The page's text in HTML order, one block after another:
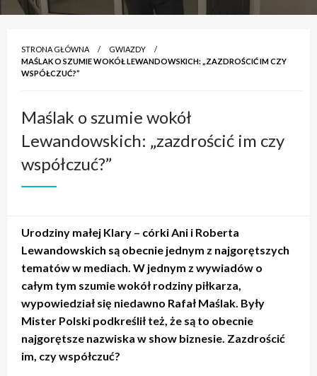
STRONA GŁÓWNA
GWIAZDY
MAŚLAK O SZUMIE WOKÓŁ LEWANDOWSKICH: „ZAZDROŚCIĆ IM CZY
WSPÓŁCZUĆ?”
Maślak o szumie wokół
Lewandowskich: „zazdrościć im czy
współczuć?”
Urodziny małej Klary – córki Ani i Roberta
Lewandowskich są obecnie jednym z najgorętszych
tematów w mediach. W jednym z wywiadów o
całym tym szumie wokół rodziny piłkarza,
wypowiedział się niedawno Rafał Maślak. Były
Mister Polski podkreślił też, że są to obecnie
najgorętsze nazwiska w show biznesie. Zazdrościć
im, czy współczuć?